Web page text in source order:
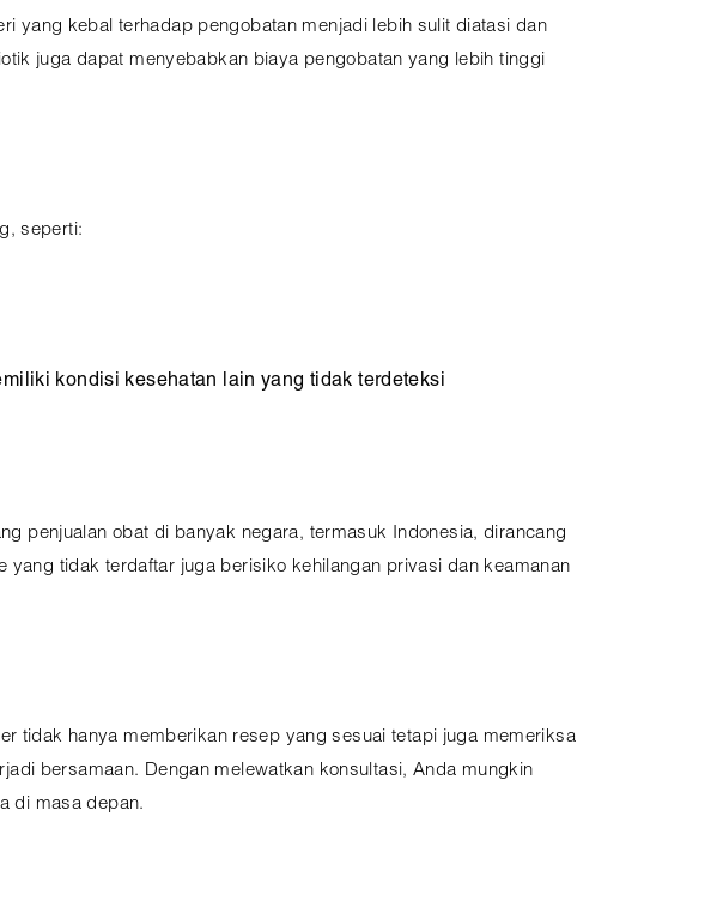
yang kebal terhadap pengobatan menjadi lebih sulit diatasi dan
juga dapat menyebabkan biaya pengobatan yang lebih tinggi
seperti:
kondisi kesehatan lain yang tidak terdeteksi
penjualan obat di banyak negara, termasuk Indonesia, dirancang
tidak terdaftar juga berisiko kehilangan privasi dan keamanan
tidak hanya memberikan resep yang sesuai tetapi juga memeriksa
bersamaan. Dengan melewatkan konsultasi, Anda mungkin
di masa depan.